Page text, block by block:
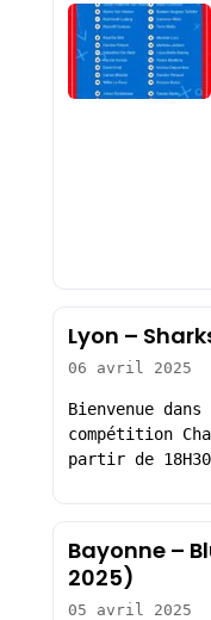
Lyon –
06 avril 2025
Bienvenue
compétition
partir de
Bayonne –
2025)
05 avril 2025